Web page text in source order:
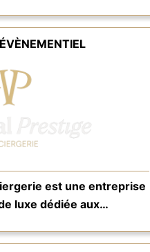
est une entreprise
luxe dédiée aux…